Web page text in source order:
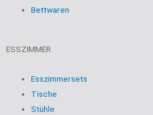
Bettwaren
ESSZIMMER
Esszimmersets
Tische
Stühle